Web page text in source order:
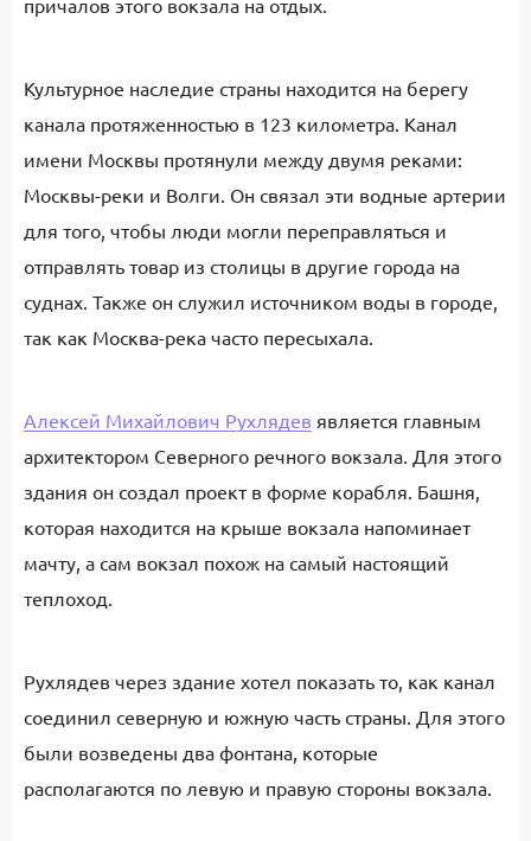
причалов этого вокзала на отдых.
Культурное наследие страны находится на берегу
канала протяженностью в 123 километра. Канал
имени Москвы протянули между двумя реками:
Москвы-реки и Волги. Он связал эти водные артерии
для того, чтобы люди могли переправляться и
отправлять товар из столицы в другие города на
суднах. Также он служил источником воды в городе,
так как Москва-река часто пересыхала.
Алексей Михайлович Рухлядев является главным
архитектором Северного речного вокзала. Для этого
здания он создал проект в форме корабля. Башня,
которая находится на крыше вокзала напоминает
мачту, а сам вокзал похож на самый настоящий
теплоход.
Рухлядев через здание хотел показать то, как канал
соединил северную и южную часть страны. Для этого
были возведены два фонтана, которые
располагаются по левую и правую стороны вокзала.